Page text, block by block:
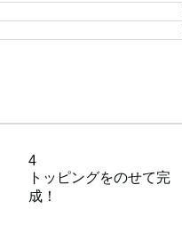
4
トッピングをのせて完
成！